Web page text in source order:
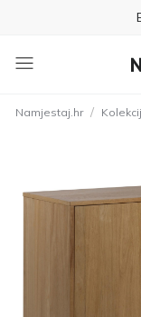
Nije
Nije
Namjestaj.hr /